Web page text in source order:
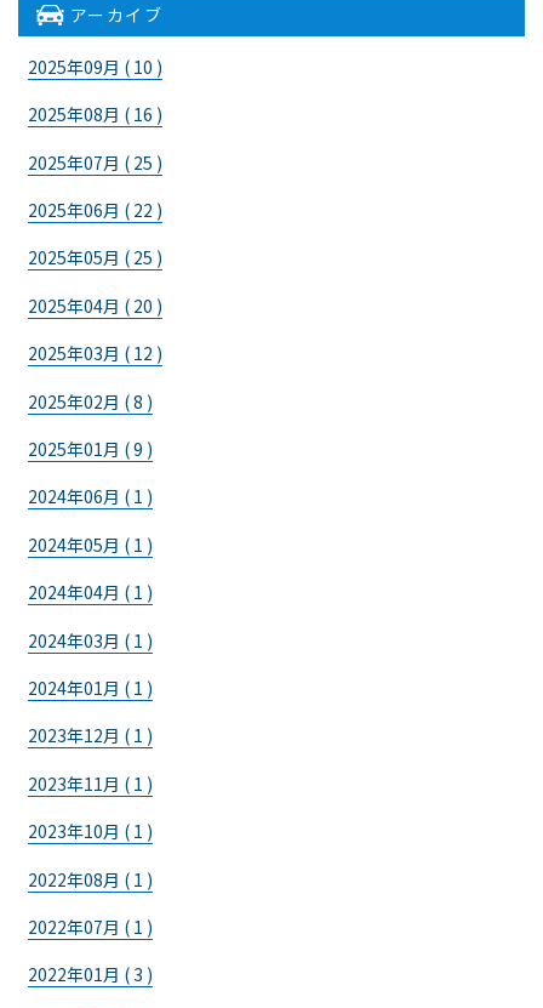
アーカイブ
2025年09月 ( 10 )
2025年08月 ( 16 )
2025年07月 ( 25 )
2025年06月 ( 22 )
2025年05月 ( 25 )
2025年04月 ( 20 )
2025年03月 ( 12 )
2025年02月 ( 8 )
2025年01月 ( 9 )
2024年06月 ( 1 )
2024年05月 ( 1 )
2024年04月 ( 1 )
2024年03月 ( 1 )
2024年01月 ( 1 )
2023年12月 ( 1 )
2023年11月 ( 1 )
2023年10月 ( 1 )
2022年08月 ( 1 )
2022年07月 ( 1 )
2022年01月 ( 3 )